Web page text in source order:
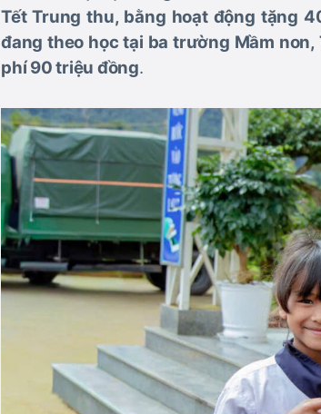
Tết Trung thu, bằng hoạt động tặng
đang theo học tại ba trường Mầm
phí 90 triệu đồng.